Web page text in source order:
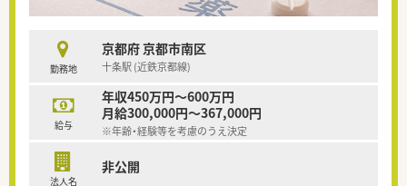
勤務地
京都府 京都市南区
十条駅 (近鉄京都線)
給与
年収450万円～600万円
月給300,000円～367,000円
※年齢・経験等を考慮のうえ決定
法人名
非公開